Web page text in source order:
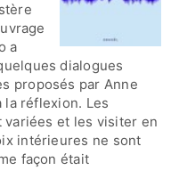
a
dialogues
proposés par Anne
réflexion. Les
variées et les visiter en
intérieures ne sont
façon était